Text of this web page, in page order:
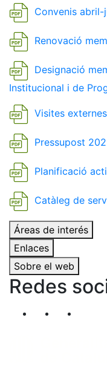
Convenis
Renovació
Designació
Institucional i de
Visites
Pressupost
Planificació
Catàleg de
Áreas de interés
Enlaces
Sobre el web
Redes
Segueix-